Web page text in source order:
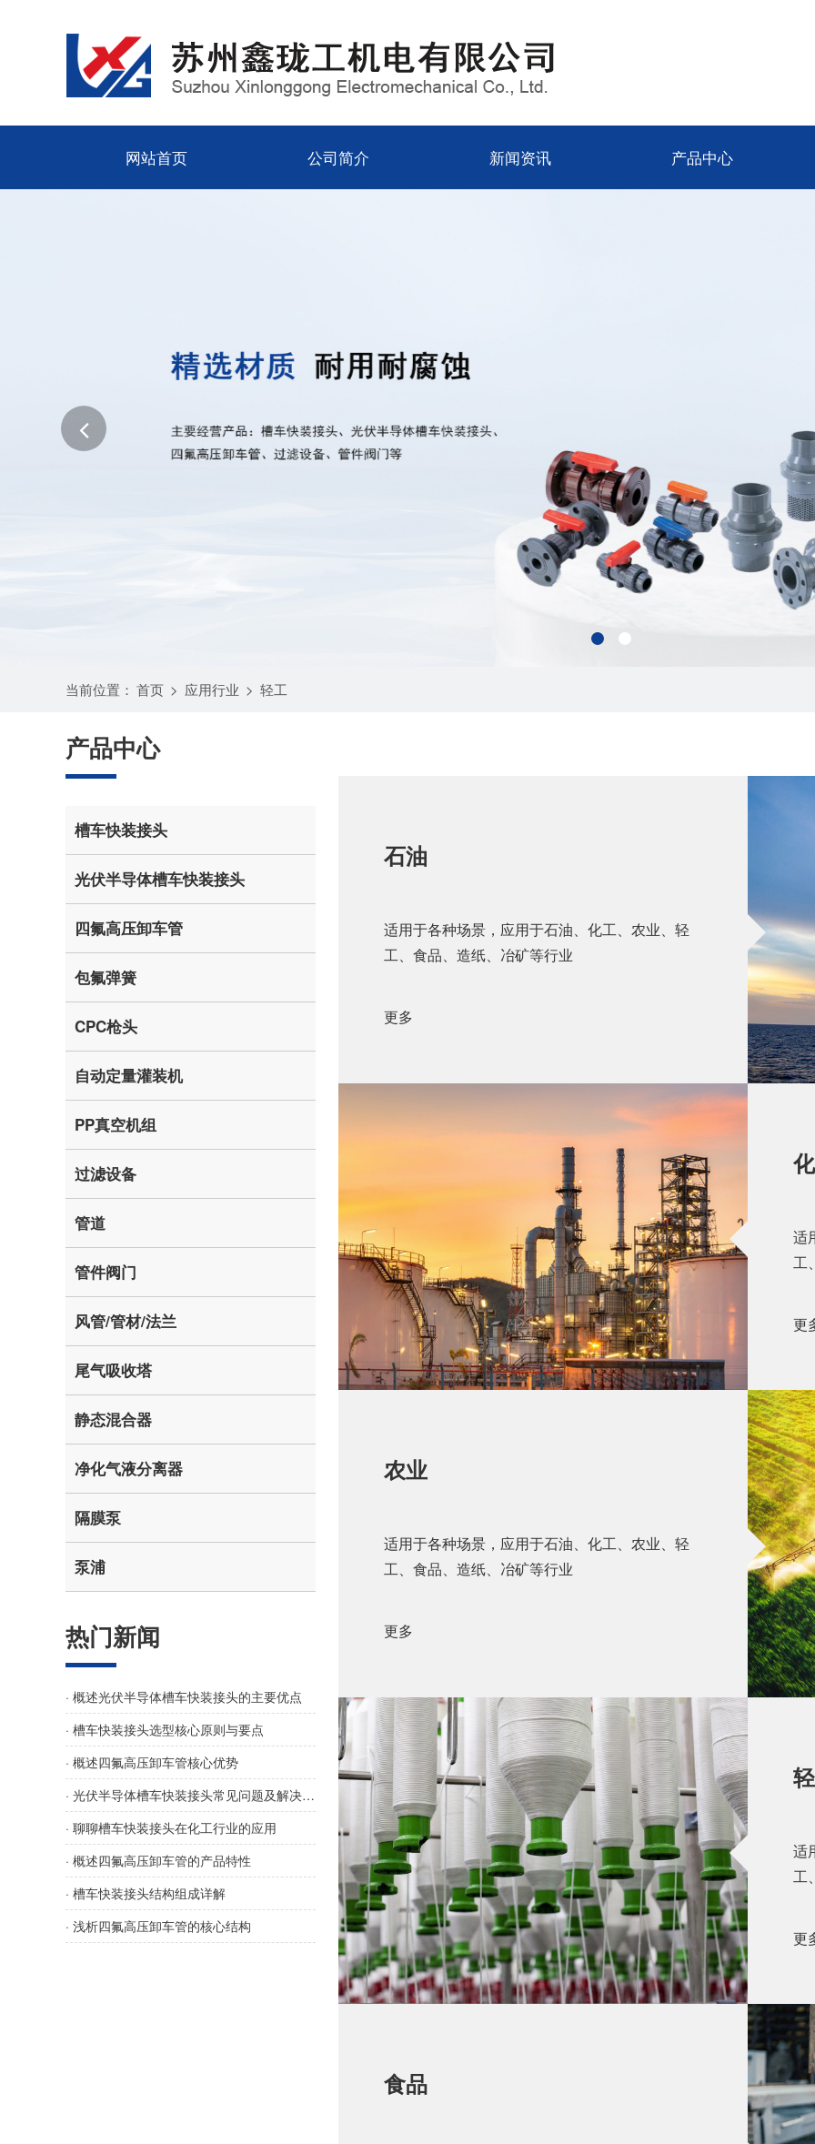
网站首页 公司简介 新闻资讯 产品中心
当前位置： 首页 > 应用行业 > 轻工
产品中心
槽车快装接头
光伏半导体槽车快装接头
四氟高压卸车管
包氟弹簧
CPC枪头
自动定量灌装机
PP真空机组
过滤设备
管道
管件阀门
风管/管材/法兰
尾气吸收塔
静态混合器
净化气液分离器
隔膜泵
泵浦
热门新闻
· 概述光伏半导体槽车快装接头的主要优点
· 槽车快装接头选型核心原则与要点
· 概述四氟高压卸车管核心优势
· 光伏半导体槽车快装接头常见问题及解决方法
· 聊聊槽车快装接头在化工行业的应用
· 概述四氟高压卸车管的产品特性
· 槽车快装接头结构组成详解
· 浅析四氟高压卸车管的核心结构
石油
适用于各种场景，应用于石油、化工、农业、轻
工、食品、造纸、冶矿等行业
更多
适
工
更
农业
适用于各种场景，应用于石油、化工、农业、轻
工、食品、造纸、冶矿等行业
更多
适
工
更
食品